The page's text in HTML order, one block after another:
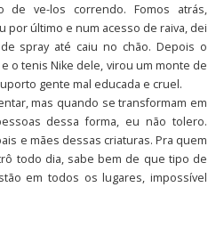
ve-los correndo. Fomos atrás,
por último e num acesso de raiva, dei
spray até caiu no chão. Depois o
o tenis Nike dele, virou um monte de
gente mal educada e cruel.
mas quando se transformam em
dessa forma, eu não tolero.
e mães dessas criaturas. Pra quem
todo dia, sabe bem de que tipo de
em todos os lugares, impossível